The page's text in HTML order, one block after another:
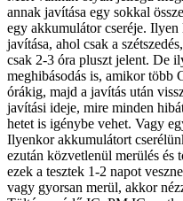
annak javítása egy sokkal
egy akkumulátor cseréje. Ilyen
javítása, ahol csak a
csak 2-3 óra pluszt jelent. De
meghibásodás is, amikor több
órákig, majd a javítás után
javítási ideje, mire minden
hetet is igénybe vehet. Vagy
Ilyenkor akkumulátort
ezután közvetlenül merülés és
ezek a tesztek 1-2 napot
vagy gyorsan merül, akkor